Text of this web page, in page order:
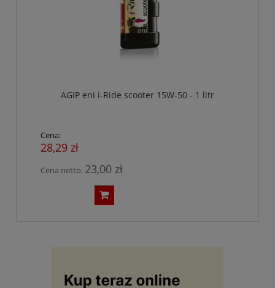
AGIP eni i-Ride scooter 15W-50 - 1 litr
Cena:
28,29 zł
Cena netto: 23,00 zł